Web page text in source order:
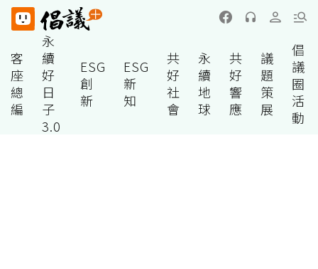
客
座
總
編
永
續
好
日
子
3.0
ESG
創
新
ESG
新
知
共
好
社
會
永
續
地
球
共
好
響
應
議
題
策
展
倡
議
圈
活
動